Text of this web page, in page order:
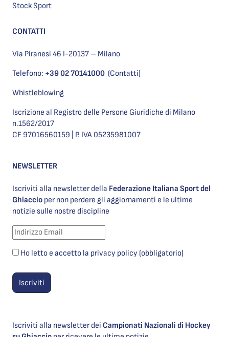
Stock Sport
CONTATTI
Via Piranesi 46 I-20137 – Milano
Telefono: +39 02 70141000 (Contatti)
Whistleblowing
Iscrizione al Registro delle Persone Giuridiche di Milano
n.1562/2017
CF 97016560159 | P. IVA 05235981007
NEWSLETTER
Iscriviti alla newsletter della Federazione Italiana Sport del
Ghiaccio per non perdere gli aggiornamenti e le ultime
notizie sulle nostre discipline
Ho letto e accetto la privacy policy (obbligatorio)
Iscriviti alla newsletter dei Campionati Nazionali di Hockey